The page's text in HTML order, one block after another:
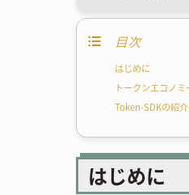
目次
はじめに
トークンエコノ
Token-SDKの紹介
はじめに